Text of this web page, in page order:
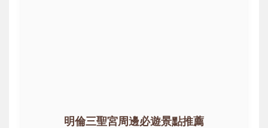
明倫三聖宮周邊必遊景點推薦